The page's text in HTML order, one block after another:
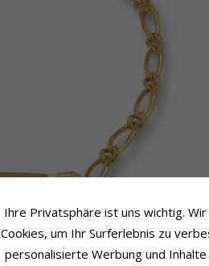
Ihre Privatsphäre ist uns wichtig.
Cookies, um Ihr Surferlebnis zu
personalisierte Werbung und Inhalte